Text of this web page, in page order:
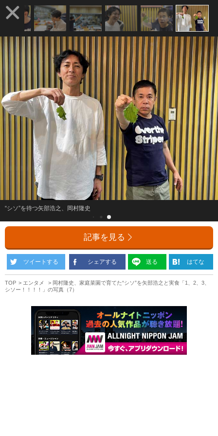
“シソ”を待つ矢部浩之、岡村隆史
記事を見る
ツイートする シェアする 送る はてな
TOP エンタメ
岡村隆史、家庭菜園で育てた“シソ”を矢部浩之と実食「1、2、3、
シソー！！！！」の写真（7）